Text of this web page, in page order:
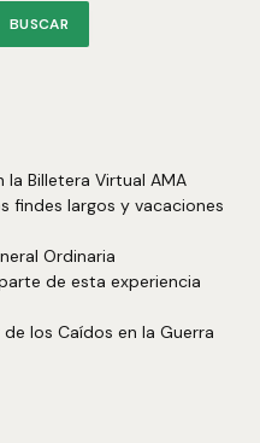
BUSCAR
Billetera Virtual AMA
findes largos y vacaciones
Ordinaria
de esta experiencia
los Caídos en la Guerra